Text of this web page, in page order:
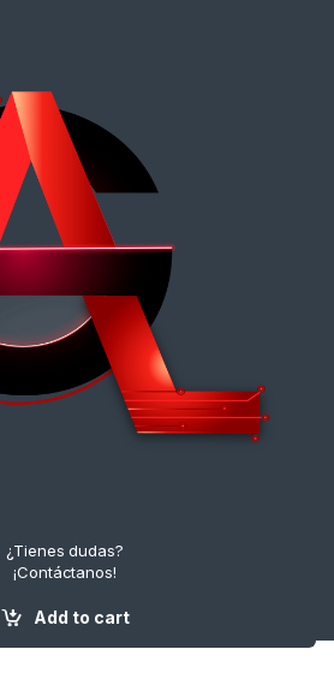
Add to cart
¿Tienes dudas?
¡Contáctanos!